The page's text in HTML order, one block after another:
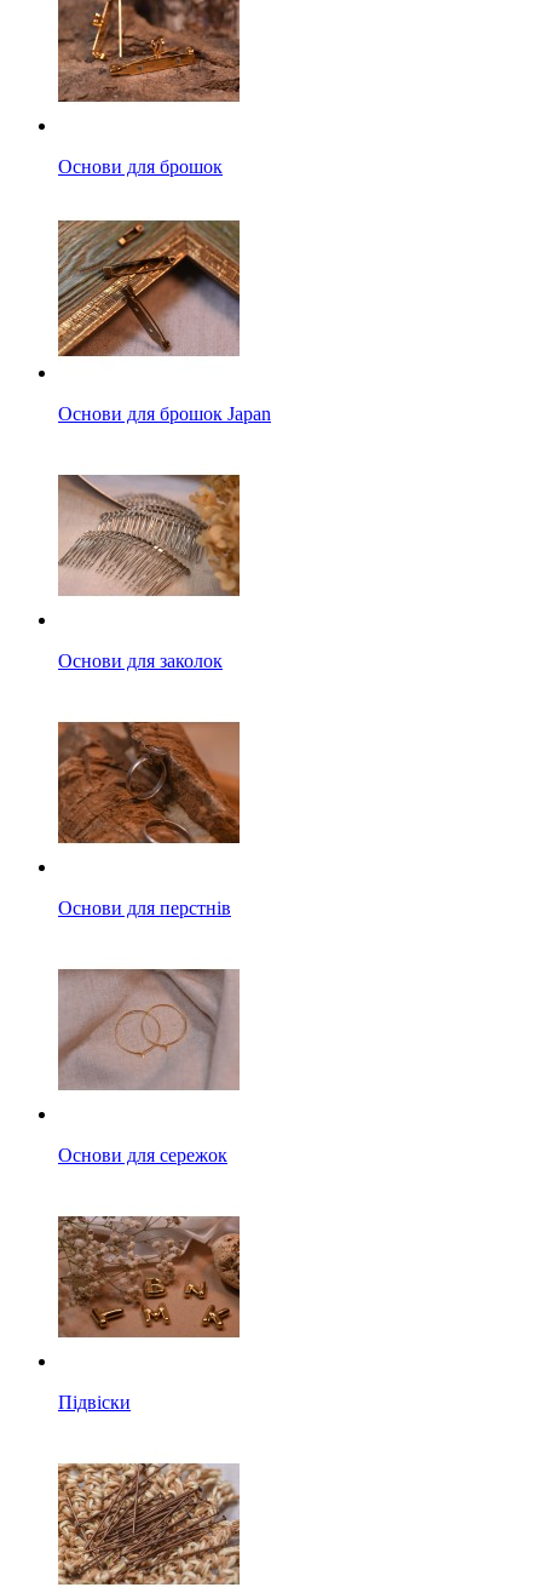
Основи для брошок
Основи для брошок Japan
Основи для заколок
Основи для перстнів
Основи для сережок
Підвіски